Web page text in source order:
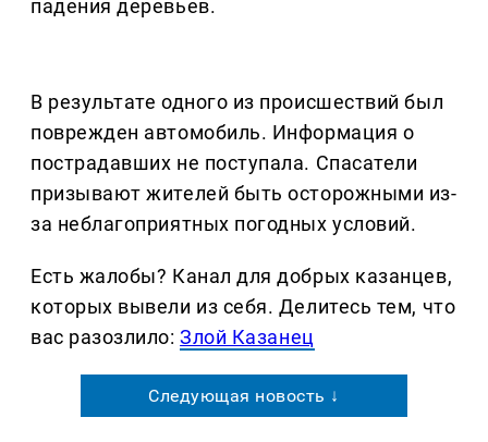
падения деревьев.
В результате одного из происшествий был
поврежден автомобиль. Информация о
пострадавших не поступала. Спасатели
призывают жителей быть осторожными из-
за неблагоприятных погодных условий.
Есть жалобы? Канал для добрых казанцев,
которых вывели из себя. Делитеcь тем, что
вас разозлило:Злой Казанец
Следующая новость ↓